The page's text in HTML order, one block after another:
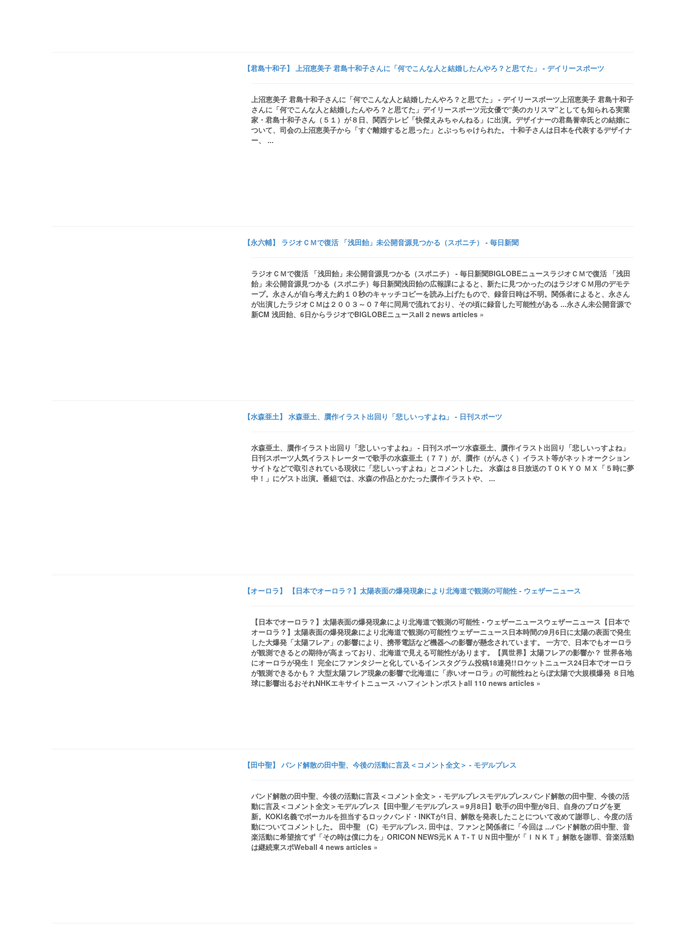
【君島十和子】 上沼恵美子 君島十和子さんに「何でこんな人と結婚したんやろ？と思てた」 - デイリースポーツ
上沼恵美子 君島十和子さんに「何でこんな人と結婚したんやろ？と思てた」 - デイリースポーツ上沼恵美子 君島十和子
さんに「何でこんな人と結婚したんやろ？と思てた」デイリースポーツ元女優で“美のカリスマ”としても知られる実業
家・君島十和子さん（５１）が８日、関西テレビ「快傑えみちゃんねる」に出演。デザイナーの君島誉幸氏との結婚に
ついて、司会の上沼恵美子から「すぐ離婚すると思った」とぶっちゃけられた。 十和子さんは日本を代表するデザイナ
ー、 ...
【永六輔】 ラジオＣＭで復活 「浅田飴」未公開音源見つかる（スポニチ） - 毎日新聞
ラジオＣＭで復活 「浅田飴」未公開音源見つかる（スポニチ） - 毎日新聞BIGLOBEニュースラジオＣＭで復活 「浅田
飴」未公開音源見つかる（スポニチ）毎日新聞浅田飴の広報課によると、新たに見つかったのはラジオＣＭ用のデモテ
ープ。永さんが自ら考えた約１０秒のキャッチコピーを読み上げたもので、録音日時は不明。関係者によると、永さん
が出演したラジオＣＭは２００３～０７年に同局で流れており、その頃に録音した可能性がある ...永さん未公開音源で
新CM 浅田飴、6日からラジオでBIGLOBEニュースall 2 news articles »
【水森亜土】 水森亜土、贋作イラスト出回り「悲しいっすよね」 - 日刊スポーツ
水森亜土、贋作イラスト出回り「悲しいっすよね」 - 日刊スポーツ水森亜土、贋作イラスト出回り「悲しいっすよね」
日刊スポーツ人気イラストレーターで歌手の水森亜土（７７）が、贋作（がんさく）イラスト等がネットオークション
サイトなどで取引されている現状に「悲しいっすよね」とコメントした。 水森は８日放送のＴＯＫＹＯ ＭＸ「５時に夢
中！」にゲスト出演。番組では、水森の作品とかたった贋作イラストや、 ...
【オーロラ】 【日本でオーロラ？】太陽表面の爆発現象により北海道で観測の可能性 - ウェザーニュース
【日本でオーロラ？】太陽表面の爆発現象により北海道で観測の可能性 - ウェザーニュースウェザーニュース【日本で
オーロラ？】太陽表面の爆発現象により北海道で観測の可能性ウェザーニュース日本時間の9月6日に太陽の表面で発生
した大爆発「太陽フレア」の影響により、携帯電話など機器への影響が懸念されています。 一方で、日本でもオーロラ
が観測できるとの期待が高まっており、北海道で見える可能性があります。【異世界】太陽フレアの影響か？ 世界各地
にオーロラが発生！ 完全にファンタジーと化しているインスタグラム投稿18連発!!ロケットニュース24日本でオーロラ
が観測できるかも？ 大型太陽フレア現象の影響で北海道に「赤いオーロラ」の可能性ねとらぼ太陽で大規模爆発 ８日地
球に影響出るおそれNHKエキサイトニュース -ハフィントンポストall 110 news articles »
【田中聖】 バンド解散の田中聖、今後の活動に言及＜コメント全文＞ - モデルプレス
バンド解散の田中聖、今後の活動に言及＜コメント全文＞ - モデルプレスモデルプレスバンド解散の田中聖、今後の活
動に言及＜コメント全文＞モデルプレス【田中聖／モデルプレス＝9月8日】歌手の田中聖が8日、自身のブログを更
新。KOKI名義でボーカルを担当するロックバンド・INKTが1日、解散を発表したことについて改めて謝罪し、今度の活
動についてコメントした。 田中聖 （C）モデルプレス. 田中は、ファンと関係者に「今回は ...バンド解散の田中聖、音
楽活動に希望捨てず「その時は僕に力を」ORICON NEWS元ＫＡＴ‐ＴＵＮ田中聖が「ＩＮＫＴ」解散を謝罪、音楽活動
は継続東スポWeball 4 news articles »